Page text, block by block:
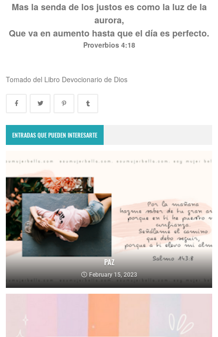
Mas la senda de los justos es como la luz de la
aurora,
Que va en aumento hasta que el día es perfecto.
Proverbios 4:18
Tomado del Libro Devocionario de Dios
ENTRADAS QUE PUEDEN INTERESARTE
PAZ
February 15, 2023